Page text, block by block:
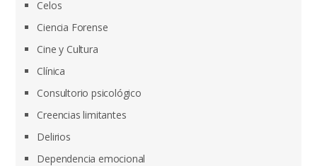
Celos
Ciencia Forense
Cine y Cultura
Clínica
Consultorio psicológico
Creencias limitantes
Delirios
Dependencia emocional